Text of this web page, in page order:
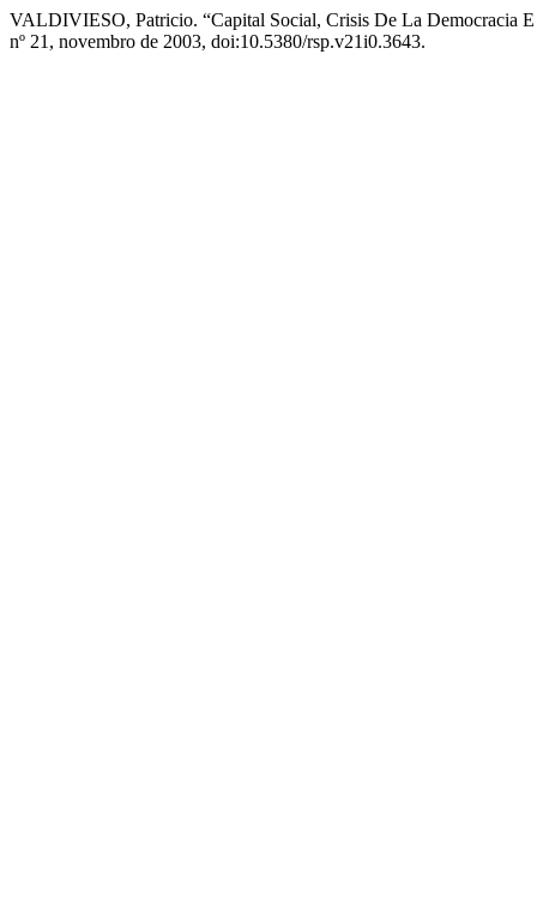
VALDIVIESO, Patricio. “Capital Social, Crisis De La Democracia
nº 21, novembro de 2003, doi:10.5380/rsp.v21i0.3643.